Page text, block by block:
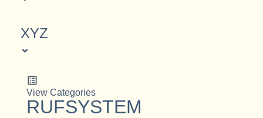
XYZ
View Categories
RUFSYSTEM